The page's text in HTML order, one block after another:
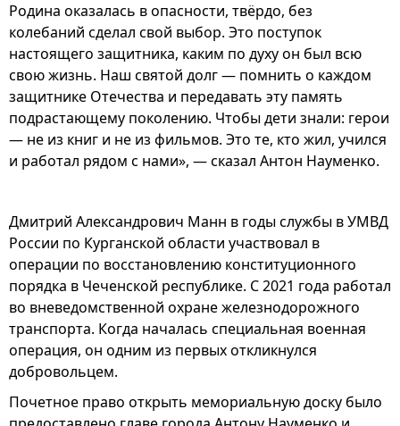
Родина оказалась в опасности, твёрдо, без
колебаний сделал свой выбор. Это поступок
настоящего защитника, каким по духу он был всю
свою жизнь. Наш святой долг — помнить о каждом
защитнике Отечества и передавать эту память
подрастающему поколению. Чтобы дети знали: герои
— не из книг и не из фильмов. Это те, кто жил, учился
и работал рядом с нами», — сказал Антон Науменко.
Дмитрий Александрович Манн в годы службы в УМВД
России по Курганской области участвовал в
операции по восстановлению конституционного
порядка в Чеченской республике. С 2021 года работал
во вневедомственной охране железнодорожного
транспорта. Когда началась специальная военная
операция, он одним из первых откликнулся
добровольцем.
Почетное право открыть мемориальную доску было